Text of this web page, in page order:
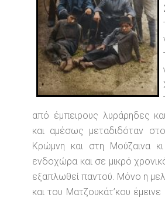
από έμπειρους λυράρηδες
και αμέσως μεταδιδόταν
Κρώμνη και στη Μούζαινα
ενδοχώρα και σε μικρό
εξαπλωθεί παντού. Μόνο η
και του Ματζουκάτ’κου